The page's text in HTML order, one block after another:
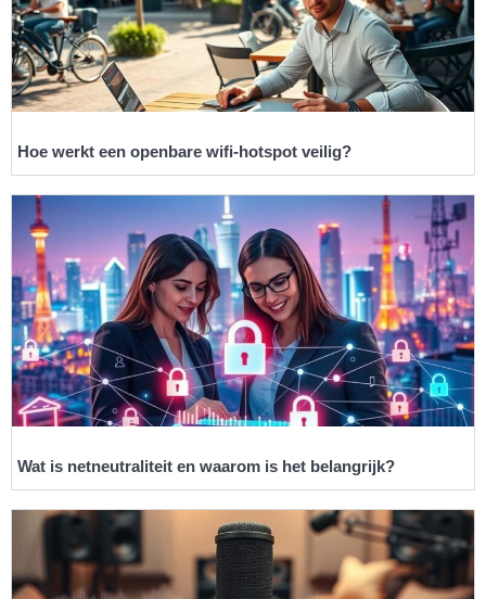
Hoe werkt een openbare wifi-hotspot veilig?
Wat is netneutraliteit en waarom is het belangrijk?